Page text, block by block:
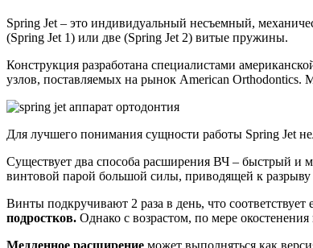
Spring Jet – это индивидуальный несъемный,
(Spring Jet 1) или две (Spring Jet 2) витые пружины.
Конструкция разработана специалистами
узлов, поставляемых на рынок American Orthodontics.
Для лучшего понимания сущности работы Spring Jet
Существует два способа расширения ВЧ – быстрый и
винтовой парой большой силы, приводящей к
Винты подкручивают 2 раза в день, что
подростков. Однако с возрастом, по мере
Медленное расширение может выполняться как